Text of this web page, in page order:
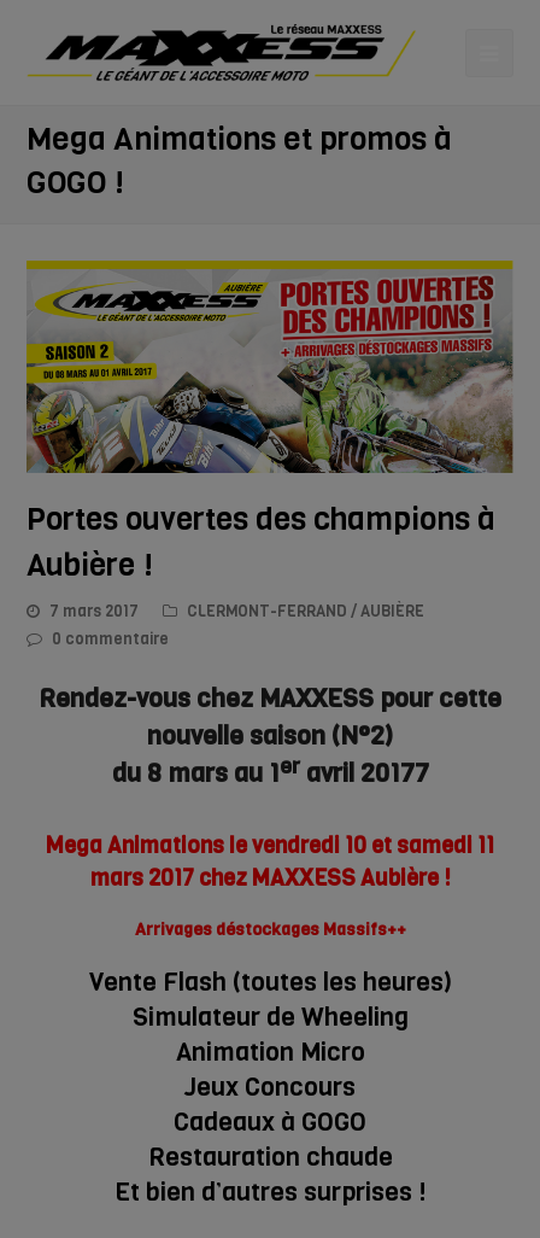
Mega Animations et promos à
GOGO !
Portes ouvertes des champions à
Aubière !
7 mars 2017
CLERMONT-FERRAND / AUBIÈRE
0 commentaire
Rendez-vous chez MAXXESS pour cette
nouvelle saison (N°2)
du 8 mars au 1eravril 20177
Mega Animations le vendredi 10 et samedi 11
mars 2017 chez MAXXESS Aubière !
Arrivages déstockages Massifs++
Vente Flash (toutes les heures)
Simulateur de Wheeling
Animation Micro
Jeux Concours
Cadeaux à GOGO
Restauration chaude
Et bien d’autres surprises !